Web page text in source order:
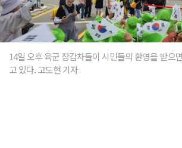
14일 오후 육군 장갑차들이 시민들의 환영을 받으
고 있다. 고도현 기자